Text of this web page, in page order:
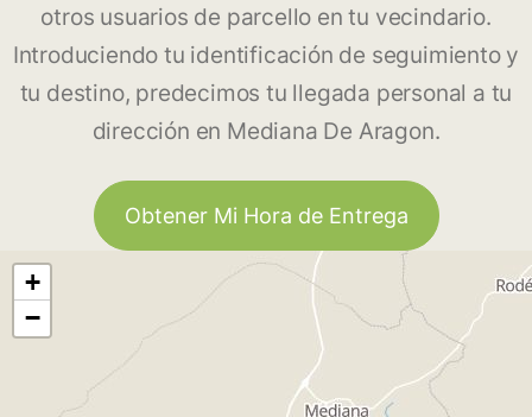
otros usuarios de parcello en tu vecindario.
Introduciendo tu identificación de seguimiento y
tu destino, predecimos tu llegada personal a tu
dirección en Mediana De Aragon.
Obtener Mi Hora de Entrega
+
−